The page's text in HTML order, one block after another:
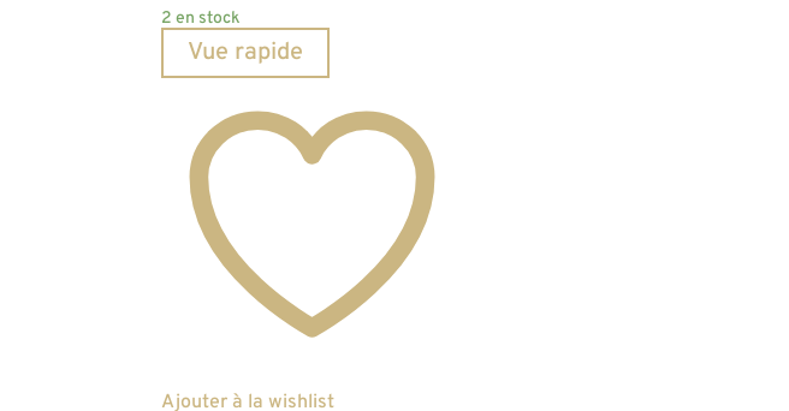
2 en stock
Vue rapide
Ajouter à la wishlist